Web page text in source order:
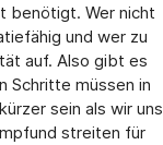
benötigt. Wer nicht
und wer zu
auf. Also gibt es
Schritte müssen in
sein als wir uns
streiten für